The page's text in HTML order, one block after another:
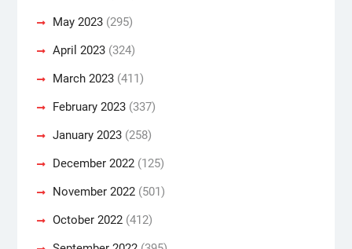
May 2023(295)
April 2023(324)
March 2023(411)
February 2023(337)
January 2023(258)
December 2022(125)
November 2022(501)
October 2022(412)